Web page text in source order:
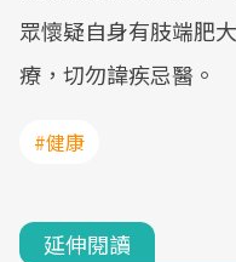
眾懷疑自身有肢端肥
療，切勿諱疾忌醫。
#健康
延伸閱讀